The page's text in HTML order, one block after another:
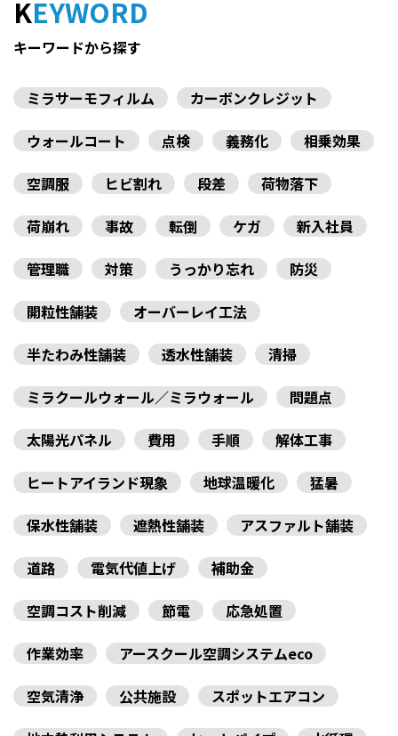
KEYWORD
キーワードから探す
ミラサーモフィルム
カーボンクレジット
ウォールコート
点検 義務化
相乗効果
空調服
ヒビ割れ 段差
荷物落下
荷崩れ
事故 転倒 ケガ
新入社員
管理職
対策 うっかり忘れ
防災
開粒性舗装
オーバーレイ工法
半たわみ性舗装
透水性舗装
清掃
ミラクールウォール／ミラウォール
問題点
太陽光パネル
費用 手順
解体工事
ヒートアイランド現象
地球温暖化
猛暑
保水性舗装
遮熱性舗装
アスファルト舗装
道路
電気代値上げ
補助金
空調コスト削減
節電
応急処置
作業効率
アースクール空調システムeco
空気清浄
公共施設
スポットエアコン